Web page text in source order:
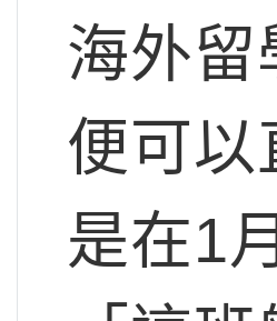
海外留
便可以
是在1